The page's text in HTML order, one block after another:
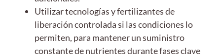
Utilizar tecnologías y fertilizantes de
liberación controlada si las condiciones lo
permiten, para mantener un suministro
constante de nutrientes durante fases clave